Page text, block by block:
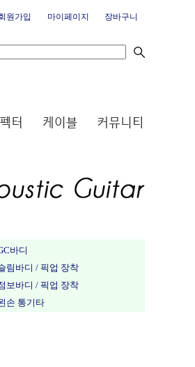
원가입 마이페이지 장바구니
바디
림바디 / 픽업 장착
보바디 / 픽업 장착
손 통기타